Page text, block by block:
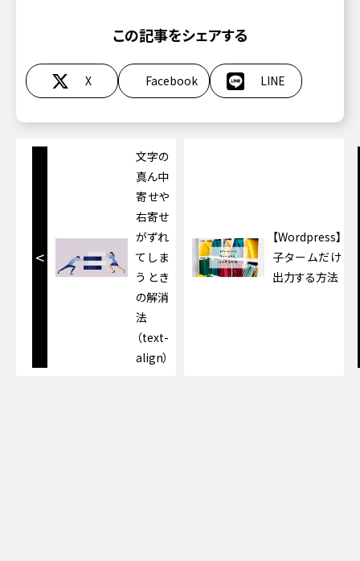
この記事をシェアする
X Facebook LINE
<
文字の
真ん中
寄せや
右寄せ
がずれ
てしま
うとき
の解消
法
（text-
align）
【Wordpress】
子タームだけ
出力する方法